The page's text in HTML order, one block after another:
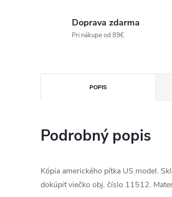
Doprava zdarma
Pri nákupe od 89€
POPIS
Podrobný popis
Kópia amerického pítka US model.
dokúpiť viečko obj. číslo 11512.